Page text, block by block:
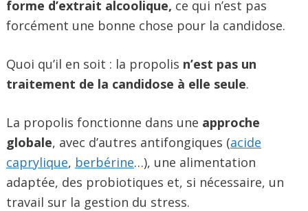
forme d’extrait alcoolique, ce qui n’est pas
forcément une bonne chose pour la candidose.
Quoi qu’il en soit : la propolis n’est pas un
traitement de la candidose à elle seule.
La propolis fonctionne dans une approche
globale, avec d’autres antifongiques (acide
caprylique, berbérine…), une alimentation
adaptée, des probiotiques et, si nécessaire, un
travail sur la gestion du stress.